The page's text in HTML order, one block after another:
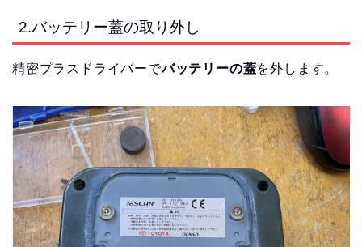
2.バッテリー蓋の取り外し
精密プラスドライバーでバッテリーの蓋を外します。